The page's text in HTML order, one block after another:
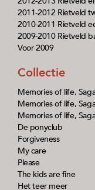
2011-2012 Rietveld
2010-2011 Rietveld
2009-2010 Rietveld
Voor 2009
Collectie
Memories of life,
Memories of life,
Memories of life,
De ponyclub
Forgiveness
My care
Please
The kids are fine
Het teer meer